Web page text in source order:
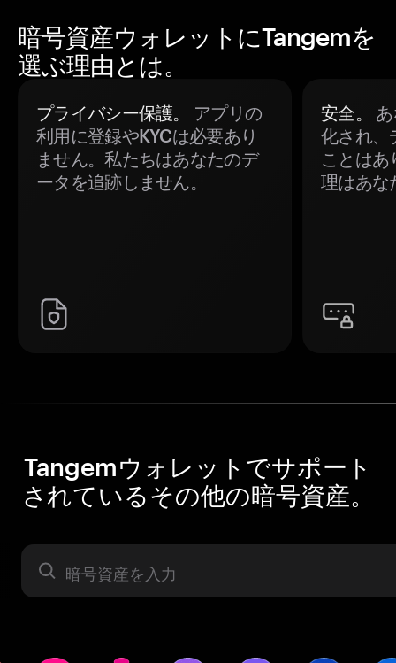
暗号資産ウォレットにTangemを
選ぶ理由とは。
プライバシー保護。
アプリの
利用に登録やKYCは必要あり
ません。私たちはあなたのデ
ータを追跡しません。
安全。
化され、
ことはあ
理はあな
Tangemウォレットでサポート
されているその他の暗号資産。
暗号資産